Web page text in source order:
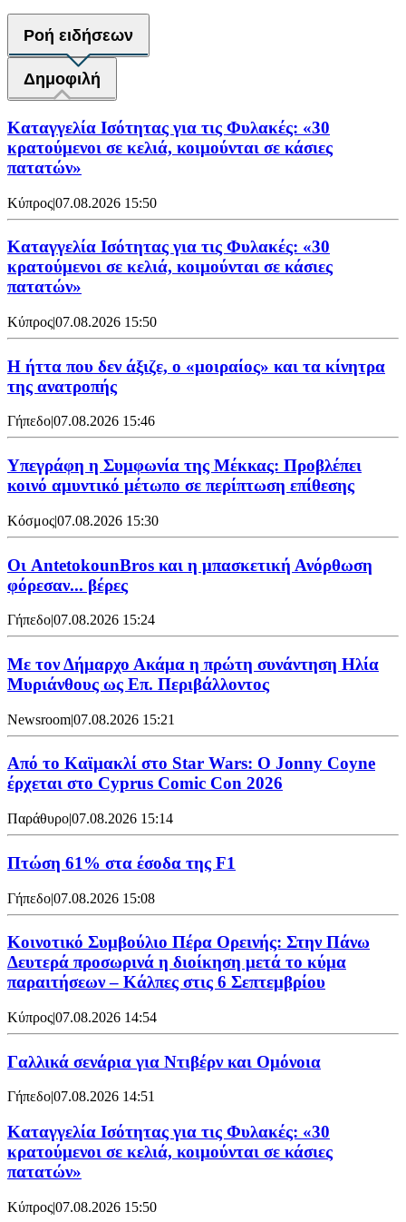
Ροή ειδήσεων
Δημοφιλή
Καταγγελία Ισότητας για τις Φυλακές: «30
κρατούμενοι σε κελιά, κοιμούνται σε κάσιες
πατατών»
Κύπρος|07.08.2026 15:50
Καταγγελία Ισότητας για τις Φυλακές: «30
κρατούμενοι σε κελιά, κοιμούνται σε κάσιες
πατατών»
Κύπρος|07.08.2026 15:50
Η ήττα που δεν άξιζε, ο «μοιραίος» και τα κίνητρα
της ανατροπής
Γήπεδο|07.08.2026 15:46
Υπεγράφη η Συμφωνία της Μέκκας: Προβλέπει
κοινό αμυντικό μέτωπο σε περίπτωση επίθεσης
Κόσμος|07.08.2026 15:30
Oι AntetokounBros και η μπασκετική Ανόρθωση
φόρεσαν... βέρες
Γήπεδο|07.08.2026 15:24
Με τον Δήμαρχο Ακάμα η πρώτη συνάντηση Ηλία
Μυριάνθους ως Επ. Περιβάλλοντος
Newsroom|07.08.2026 15:21
Από το Καϊμακλί στο Star Wars: Ο Jonny Coyne
έρχεται στο Cyprus Comic Con 2026
Παράθυρο|07.08.2026 15:14
Πτώση 61% στα έσοδα της F1
Γήπεδο|07.08.2026 15:08
Κοινοτικό Συμβούλιο Πέρα Ορεινής: Στην Πάνω
Δευτερά προσωρινά η διοίκηση μετά το κύμα
παραιτήσεων – Κάλπες στις 6 Σεπτεμβρίου
Κύπρος|07.08.2026 14:54
Γαλλικά σενάρια για Ντιβέρν και Ομόνοια
Γήπεδο|07.08.2026 14:51
Καταγγελία Ισότητας για τις Φυλακές: «30
κρατούμενοι σε κελιά, κοιμούνται σε κάσιες
πατατών»
Κύπρος|07.08.2026 15:50